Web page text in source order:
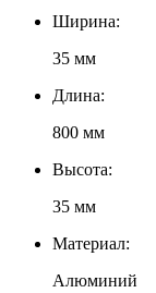
Ширина:
35 мм
Длина:
800 мм
Высота:
35 мм
Материал:
Алюминий